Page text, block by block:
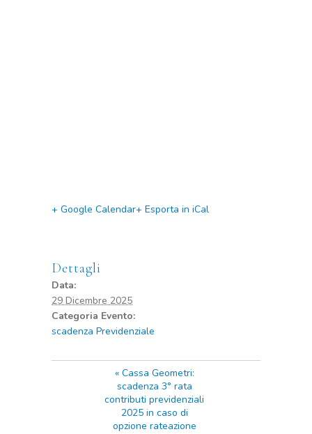
+ Google Calendar+ Esporta in iCal
Dettagli
Data:
29 Dicembre 2025
Categoria Evento:
scadenza Previdenziale
«Cassa Geometri:
scadenza 3° rata
contributi previdenziali
2025 in caso di
opzione rateazione